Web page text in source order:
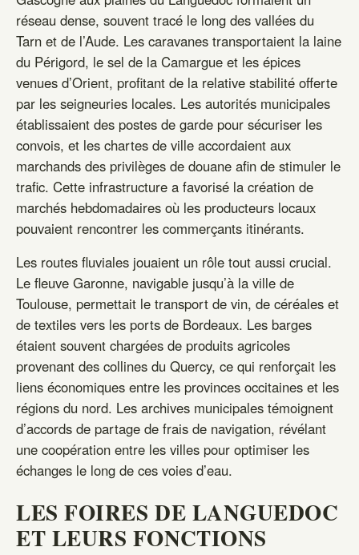
réseau dense, souvent tracé le long des vallées du
Tarn et de l’Aude. Les caravanes transportaient la laine
du Périgord, le sel de la Camargue et les épices
venues d’Orient, profitant de la relative stabilité offerte
par les seigneuries locales. Les autorités municipales
établissaient des postes de garde pour sécuriser les
convois, et les chartes de ville accordaient aux
marchands des privilèges de douane afin de stimuler le
trafic. Cette infrastructure a favorisé la création de
marchés hebdomadaires où les producteurs locaux
pouvaient rencontrer les commerçants itinérants.
Les routes fluviales jouaient un rôle tout aussi crucial.
Le fleuve Garonne, navigable jusqu’à la ville de
Toulouse, permettait le transport de vin, de céréales et
de textiles vers les ports de Bordeaux. Les barges
étaient souvent chargées de produits agricoles
provenant des collines du Quercy, ce qui renforçait les
liens économiques entre les provinces occitaines et les
régions du nord. Les archives municipales témoignent
d’accords de partage de frais de navigation, révélant
une coopération entre les villes pour optimiser les
échanges le long de ces voies d’eau.
LES FOIRES DE LANGUEDOC
ET LEURS FONCTIONS